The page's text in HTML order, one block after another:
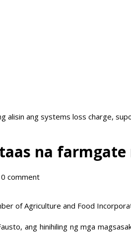
alisin ang systems loss charge,
na
0 comment
of Agriculture and Food
ang hinihiling ng mga